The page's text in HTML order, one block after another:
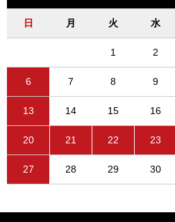
日 月 火 水
1 2
6 7 8 9
13 14 15 16
20 21 22 23
27 28 29 30